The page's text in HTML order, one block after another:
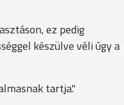
ez pedig
készülve véli úgy a
tartja."